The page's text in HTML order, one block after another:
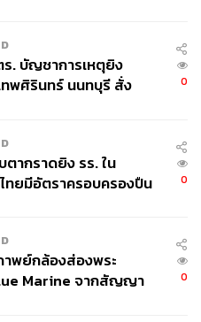
. บัญชาการเหตุยิง
ทพศิรินทร์ นนทบุรี สั่ง
0
ากราดยิง รร. ใน
ทยมีอัตราครอบครองปืน
0
พย์กล้องส่องพระ
Marine จากสัญญา
0